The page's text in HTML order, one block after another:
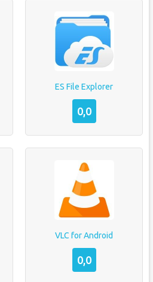
ES File Explorer
0,0
VLC for Android
0,0